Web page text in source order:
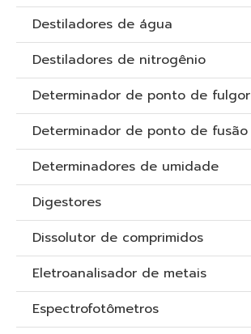
Destiladores de água
Destiladores de nitrogênio
Determinador de ponto de fulgor
Determinador de ponto de fusão
Determinadores de umidade
Digestores
Dissolutor de comprimidos
Eletroanalisador de metais
Espectrofotômetros